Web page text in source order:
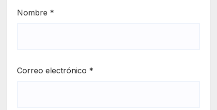
Nombre *
Correo electrónico *